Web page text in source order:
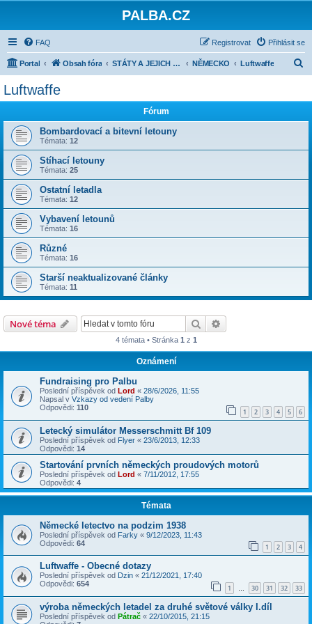
PALBA.CZ
FAQ Přihlásit se
Registrovat
Portal Obsah fóra STÁTY A JEJICH ARMÁDY 1918-1945 NĚMECKO Luftwaffe
Luftwaffe
Fórum
Bombardovací a bitevní letouny
Témata: 12
Stíhací letouny
Témata: 25
Ostatní letadla
Témata: 12
Vybavení letounů
Témata: 16
Různé
Témata: 16
Starší neaktualizované články
Témata: 11
Nové téma Hledat
4 témata • Stránka 1 z 1
Oznámení
Fundraising pro Palbu
Poslední příspěvek od Lord « 28/6/2026, 11:55
Napsal v Vzkazy od vedení Palby
Odpovědi: 110 1 2 3 4 5 6
Letecký simulátor Messerschmitt Bf 109
Poslední příspěvek od Flyer « 23/6/2013, 12:33
Odpovědi: 14
Startování prvních německých proudových motorů
Poslední příspěvek od Lord « 7/11/2012, 17:55
Odpovědi: 4
Témata
Německé letectvo na podzim 1938
Poslední příspěvek od Farky « 9/12/2023, 11:43
Odpovědi: 64 1 2 3 4
Luftwaffe - Obecné dotazy
Poslední příspěvek od Dzin « 21/12/2021, 17:40
Odpovědi: 654 1 … 30 31 32 33
výroba německých letadel za druhé světové války I.díl
Poslední příspěvek od Pátrač « 22/10/2015, 21:15